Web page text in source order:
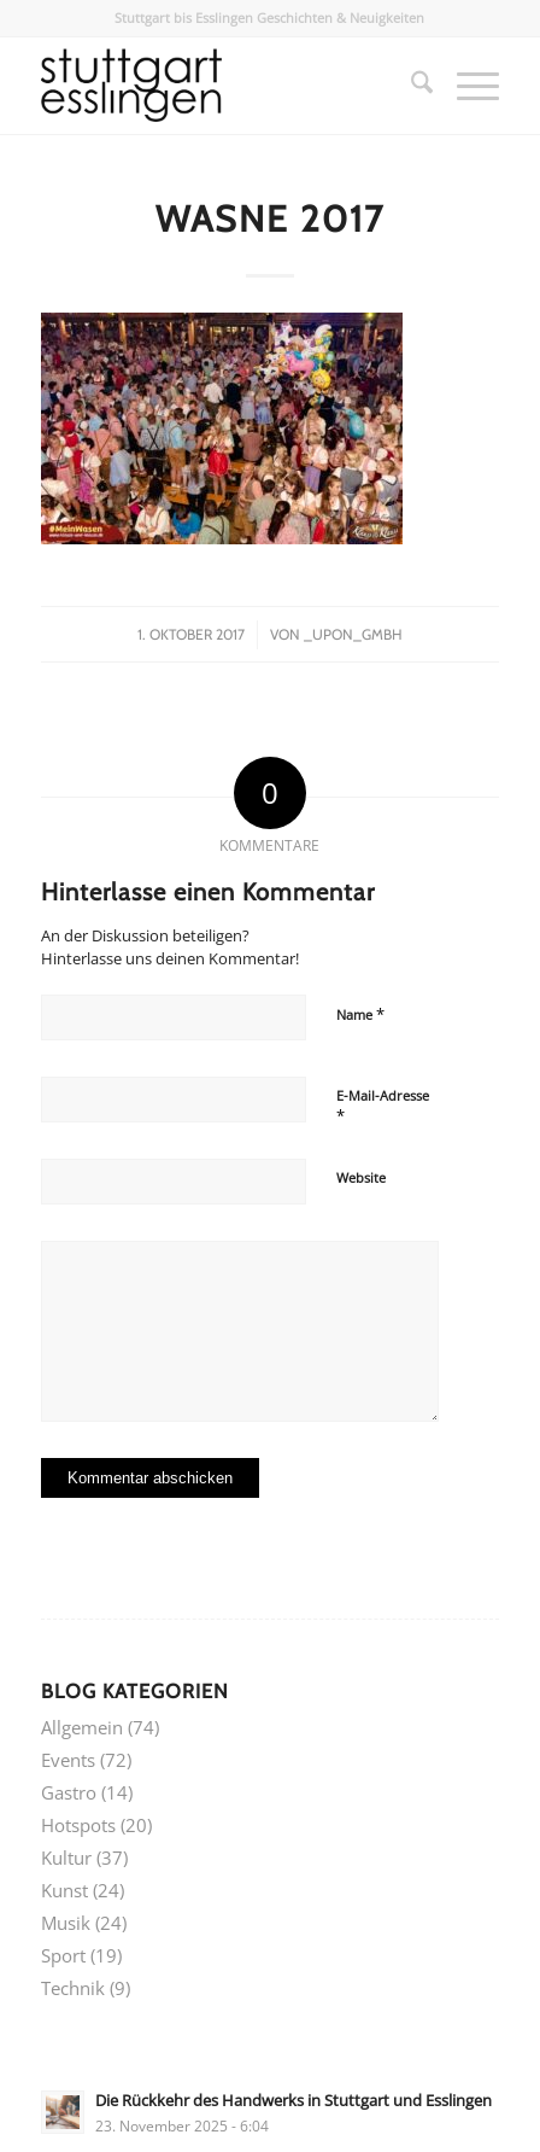
Stuttgart bis Esslingen Geschichten & Neuigkeiten
WASNE 2017
1. OKTOBER 2017
/ VON _UPON_GMBH
0
KOMMENTARE
Hinterlasse einen Kommentar
An der Diskussion beteiligen?
Hinterlasse uns deinen Kommentar!
Name *
E-Mail-Adresse
*
Website
BLOG KATEGORIEN
Allgemein (74)
Events(72)
Gastro (14)
Hotspots(20)
Kultur(37)
Kunst(24)
Musik (24)
Sport(19)
Technik (9)
Die Rückkehr des Handwerks in Stuttgart und Esslingen
23. November 2025 - 6:04